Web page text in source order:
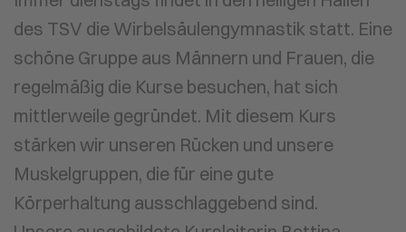
des TSV die Wirbelsäulengymnastik statt. Eine
schöne Gruppe aus Männern und Frauen, die
regelmäßig die Kurse besuchen, hat sich
mittlerweile gegründet. Mit diesem Kurs
stärken wir unseren Rücken und unsere
Muskelgruppen, die für eine gute
Körperhaltung ausschlaggebend sind.